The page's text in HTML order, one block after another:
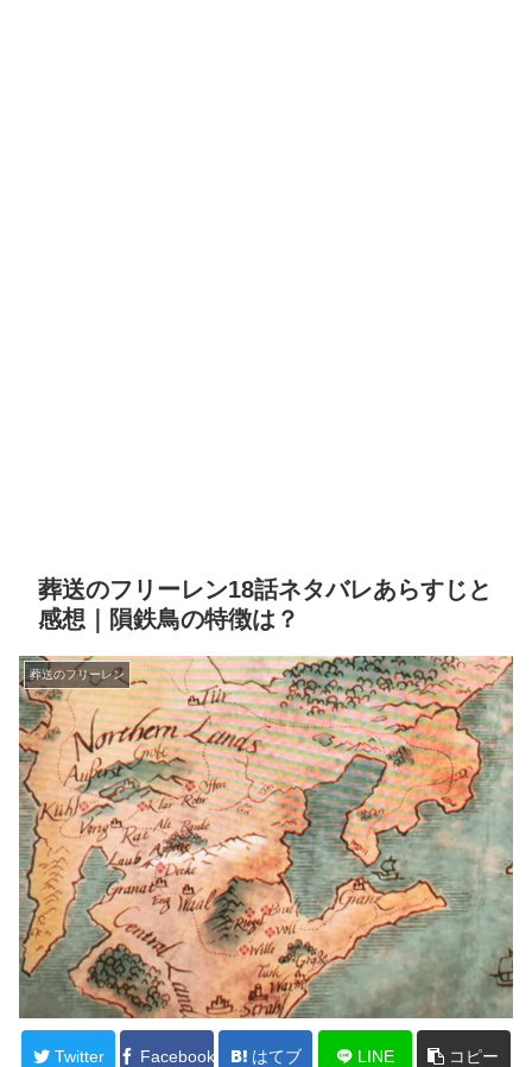
葬送のフリーレン18話ネタバレあらすじと
感想｜隕鉄鳥の特徴は？
葬送のフリーレン
Twitter Facebook はてブ LINE コピー